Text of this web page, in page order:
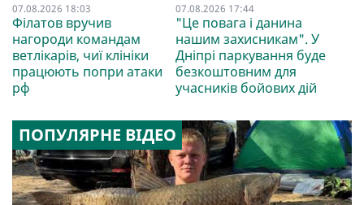
07.08.2026 18:03
Філатов вручив
нагороди командам
ветлікарів, чиї клініки
працюють попри атаки
рф
07.08.2026 17:44
"Це повага і данина
нашим захисникам". У
Дніпрі паркування буде
безкоштовним для
учасників бойових дій
ПОПУЛЯРНЕ ВІДЕО